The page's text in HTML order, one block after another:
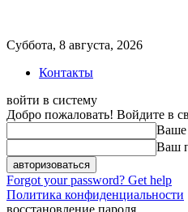
Суббота, 8 августа, 2026
Контакты
войти в систему
Добро пожаловать! Войдите в
Ваше
Ваш
Forgot your password? Get help
Политика конфиденциальности
восстановление пароля